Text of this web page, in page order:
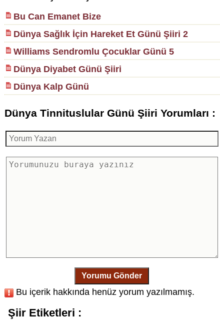
Bu Can Emanet Bize
Dünya Sağlık İçin Hareket Et Günü Şiiri 2
Williams Sendromlu Çocuklar Günü 5
Dünya Diyabet Günü Şiiri
Dünya Kalp Günü
Dünya Tinnituslular Günü Şiiri Yorumları :
Yorumu Gönder
Bu içerik hakkında henüz yorum yazılmamış.
Şiir Etiketleri :